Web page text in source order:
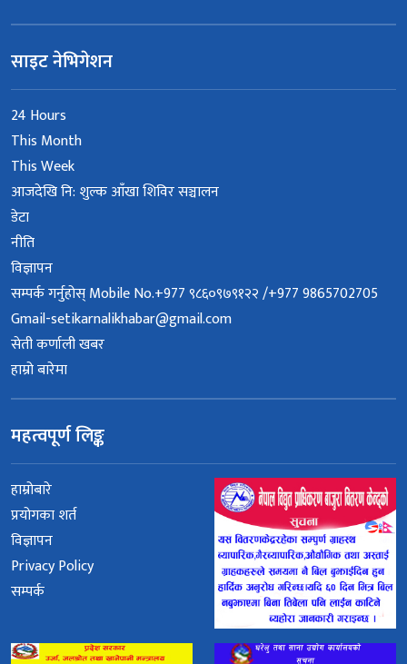
साइट नेभिगेशन
24 Hours
This Month
This Week
आजदेखि नि: शुल्क आँखा शिविर सञ्चालन
डेटा
नीति
विज्ञापन
सम्पर्क गर्नुहोस् Mobile No.+977 ९८६०९७९१२२ /+977 9865702705
Gmail-setikarnalikhabar@gmail.com
सेती कर्णाली खबर
हाम्रो बारेमा
महत्वपूर्ण लिङ्क
हाम्रोबारे
प्रयोगका शर्त
विज्ञापन
Privacy Policy
सम्पर्क